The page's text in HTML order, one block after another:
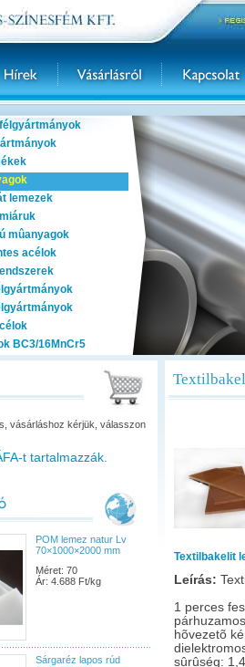
lemezek
mûanyagok
acélok
BC3/16MnCr5
vásárláshoz kérjük, válasszon
t tartalmazzák.
POM lemez natur Lv
70×1000×2000 mm
Méret: 70
Ár: 4.688 Ft/kg
Sárgaréz lapos rúd
Textilbakelit
Leírás:
1 perces
hõvezetõ
sûrûség: